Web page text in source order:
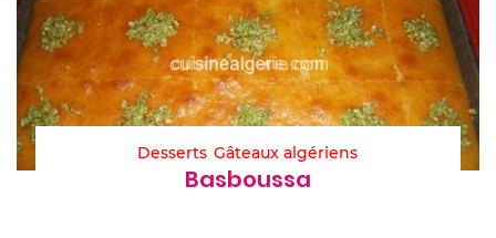
Desserts Gâteaux algériens
Basboussa